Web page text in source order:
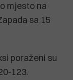
mjesto na
sa 15
poraženi su
123.